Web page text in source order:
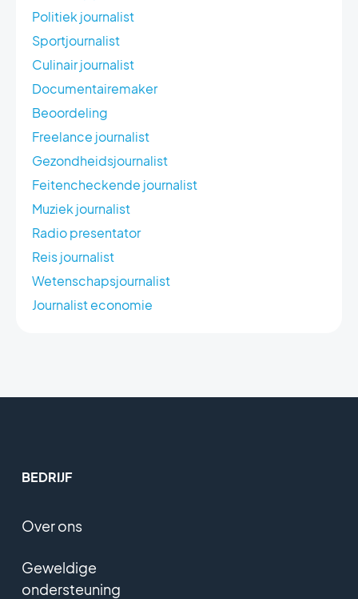
Politiek journalist
Sportjournalist
Culinair journalist
Documentairemaker
Beoordeling
Freelance journalist
Gezondheidsjournalist
Feitencheckende journalist
Muziek journalist
Radio presentator
Reis journalist
Wetenschapsjournalist
Journalist economie
BEDRIJF
Over ons
Geweldige
ondersteuning